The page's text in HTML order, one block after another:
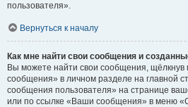
пользователя».
Вернуться к началу
Как мне найти свои сообщения и
Вы можете найти свои сообщения, щёлкнув
сообщения» в личном разделе на главной
сообщения пользователя» на странице
или по ссылке «Ваши сообщения» в меню